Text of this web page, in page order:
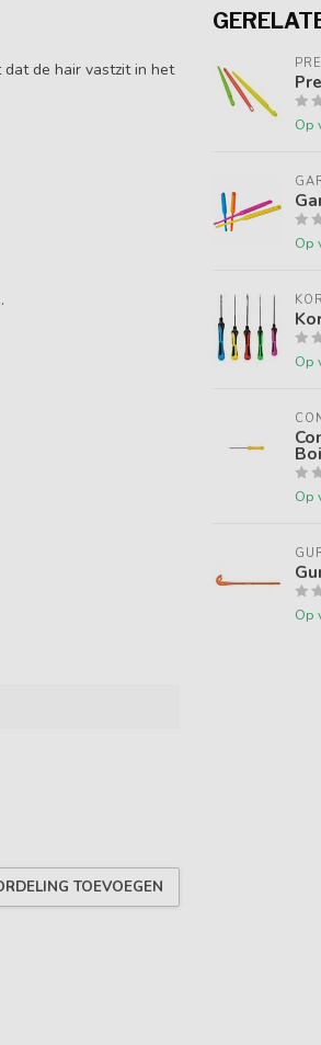
dat de hair vastzit in het
TOEVOEGEN
Op
Op
Op
Op
Op